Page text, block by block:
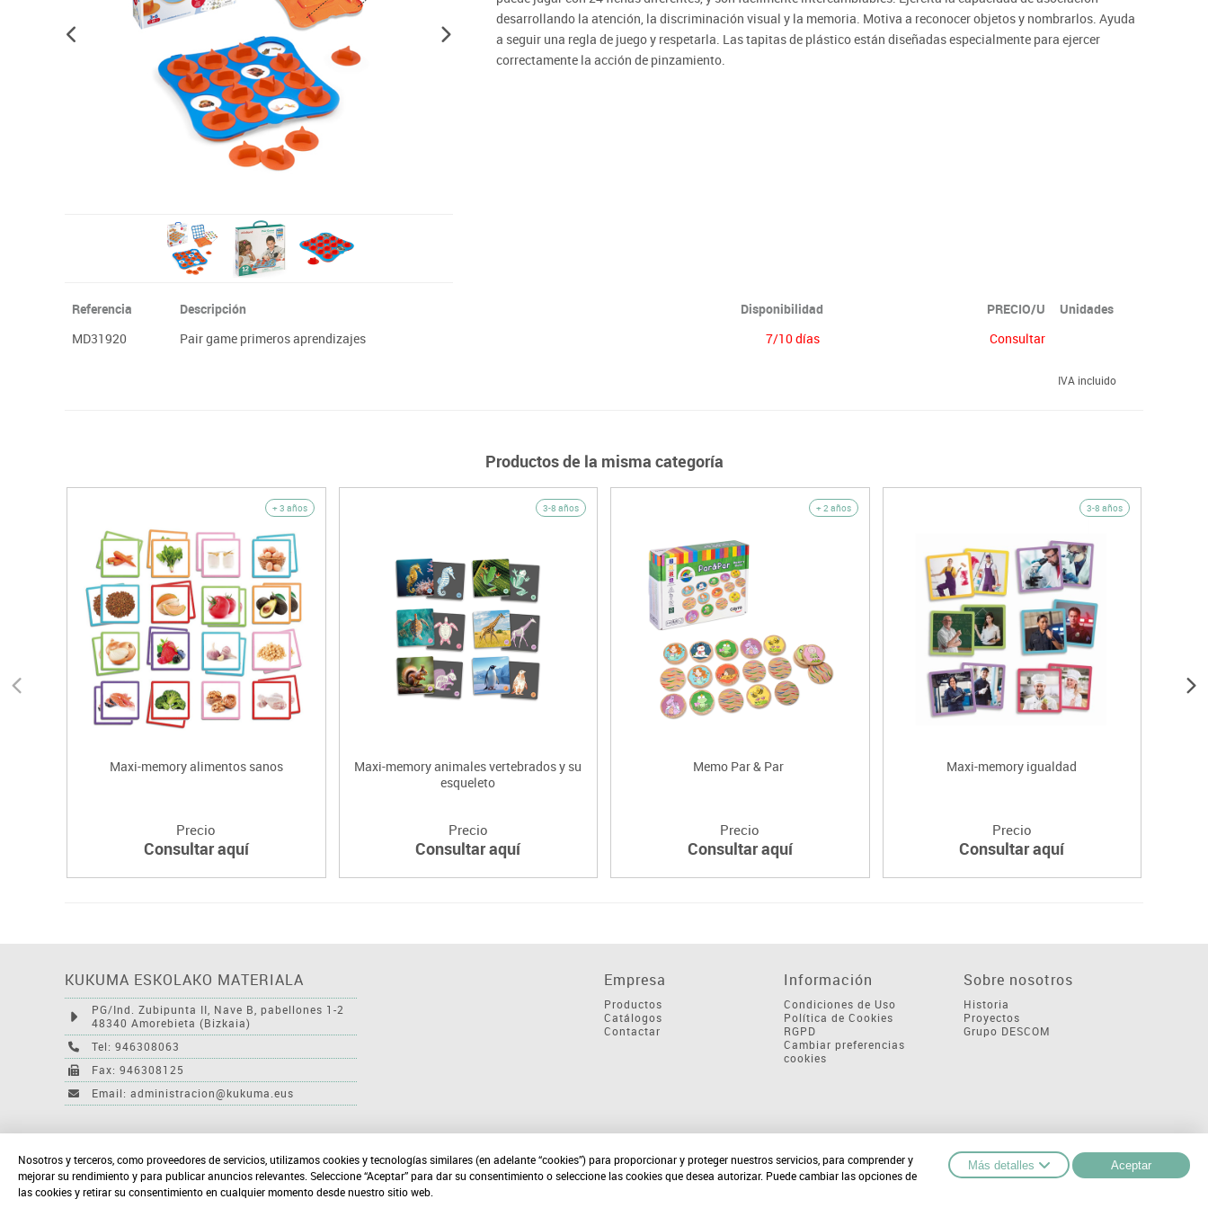
Plastifica, encuaderna, destruye
Lenguaje & idiomas
desarrollando la atención, la discriminación visual y la memoria. Motiva a reconocer objetos y nombrarlos. Ayuda
a seguir una regla de juego y respetarla. Las tapitas de plástico están diseñadas especialmente para ejercer
correctamente la acción de pinzamiento.
Referencia Descripción Disponibilidad PRECIO/U
Unidades
MD31920
Pair game primeros aprendizajes 7/10 días Consultar
IVA incluido
Productos de la misma categoría
+ 3 años
Maxi-memory alimentos sanos
Precio
Consultar aquí
3-8 años
Maxi-memory animales vertebrados y su
esqueleto
Precio
Consultar aquí
+ 2 años
Memo Par & Par
Precio
Consultar aquí
3-8 años
Maxi-memory igualdad
Precio
Consultar aquí
KUKUMA ESKOLAKO MATERIALA
PG/Ind. Zubipunta II, Nave B, pabellones 1-2
48340 Amorebieta (Bizkaia)
Tel: 946308063
Fax: 946308125
Email: administracion@kukuma.eus
Empresa
Productos
Catálogos
Contactar
Información
Condiciones de Uso
Política de Cookies
RGPD
Cambiar preferencias
cookies
Sobre nosotros
Historia
Proyectos
Grupo DESCOM
Nosotros y terceros, como proveedores de servicios, utilizamos cookies y tecnologías similares (en adelante “cookies”) para proporcionar y proteger nuestros servicios, para comprender y
mejorar su rendimiento y para publicar anuncios relevantes. Seleccione “Aceptar” para dar su consentimiento o seleccione las cookies que desea autorizar. Puede cambiar las opciones de
las cookies y retirar su consentimiento en cualquier momento desde nuestro sitio web.
Más detalles Aceptar